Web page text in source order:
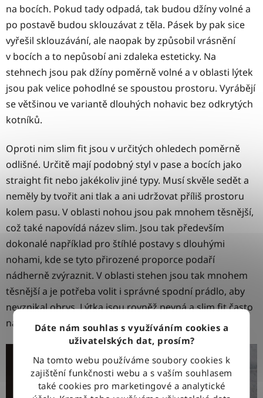
Dáte nám souhlas s využíváním cookies a
uživatelských dat, prosím?
Na tomto webu používáme soubory cookies k
zajištění funkčnosti webu a s vaším souhlasem
také cookies pro marketingové a analytické
na bocích. Pokud tady odpadá, tak budou džíny volné a
po postavě budou sklouzávat z těla. Pásek by pak sice
vyřešil sklouzávání, ale naopak by způsobil vrásnění
v bocích a to nepůsobí ani zdaleka esteticky. Na
stehnech jsou pak džíny poměrně volné a v oblasti lýtek
jsou pak velice pohodlné se spoustou prostoru. Vyrábějí
se většinou ve variantě dlouhých nohavic bez odkrytých
kotníků.
Oproti nim slim fit jsou v určitých ohledech poměrně
odlišné. Určitě mají podobný styl v pase a bocích jako
straight fit nebo jakékoliv jiné typy. Musí skvěle sedět a
neměly by tvořit ani tlak a ani udržovat příliš prostoru
kolem pasu. V oblasti nohou jsou pak mnohem těsnější,
což také napovídá název slim. Jsou tak především
dokonalé například pro štíhlé postavy s dlouhými
nohami, kde se tyto přirozené proporce podaří
nádherně zvýraznit. V oblasti stehen jsou tak mnohem
těsnější a je potřeba volit i správné spodní prádlo, aby
nevznikal obrys. Lýtka jsou rovněž pevná a slim fit často
najdete i ve variantě s odkrytými kotníky.